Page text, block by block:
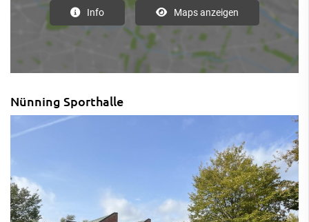
Info Maps anzeigen
Nünning Sporthalle